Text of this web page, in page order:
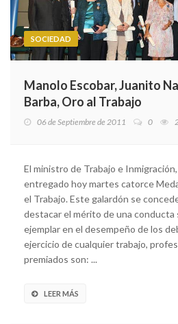
SOCIEDAD
Manolo Escobar, Juanito
Barba, Oro al Trabajo
06 de Septiembre de 2011 0
El ministro de Trabajo e
entregado hoy martes catorce
el Trabajo. Este galardón se
destacar el mérito de una
ejemplar en el desempeño de los
ejercicio de cualquier trabajo,
premiados son: ...
LEER MÁS